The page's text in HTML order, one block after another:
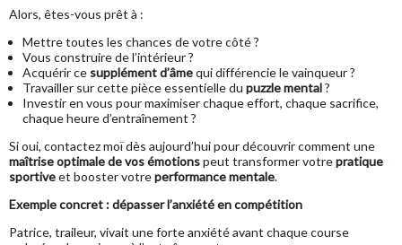
Alors, êtes-vous prêt à :
Mettre toutes les chances de votre côté ?
Vous construire de l’intérieur ?
Acquérir ce supplément d’âmequi différencie le vainqueur ?
Travailler sur cette pièce essentielle du puzzle mental?
Investir en vous pour maximiser chaque effort, chaque sacrifice,
chaque heure d’entraînement ?
Si oui, contactez moï dès aujourd’hui pour découvrir comment une
maîtrise optimale de vos émotionspeut transformer votrepratique
sportiveet booster votreperformance mentale.
Exemple concret : dépasser l’anxiété en compétition
Patrice, traileur, vivait une forte anxiété avant chaque course